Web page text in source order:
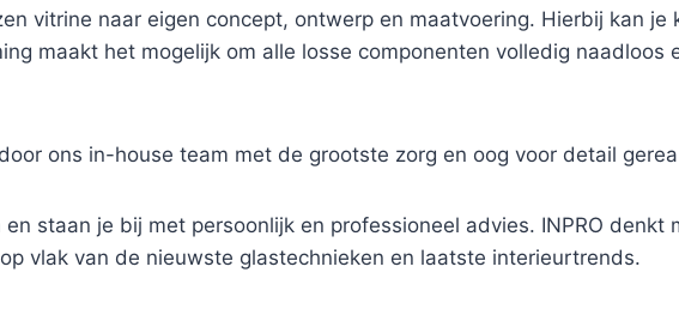
vitrine naar eigen concept, ontwerp en maatvoering. Hierbij kan
maakt het mogelijk om alle losse componenten volledig
ons in-house team met de grootste zorg en oog voor detail
staan je bij met persoonlijk en professioneel advies. INPRO
vlak van de nieuwste glastechnieken en laatste interieurtrends.